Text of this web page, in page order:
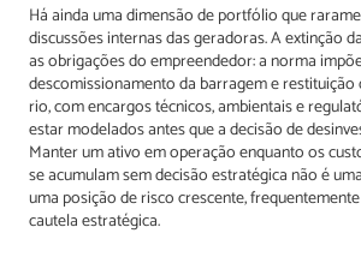
Há ainda uma dimensão de portfólio que
discussões internas das geradoras. A extinção
as obrigações do empreendedor: a norma
descomissionamento da barragem e
rio, com encargos técnicos, ambientais e
estar modelados antes que a decisão de
Manter um ativo em operação enquanto os
se acumulam sem decisão estratégica não é
uma posição de risco crescente,
cautela estratégica.